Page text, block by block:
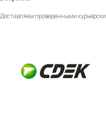
Доставляем проверенными